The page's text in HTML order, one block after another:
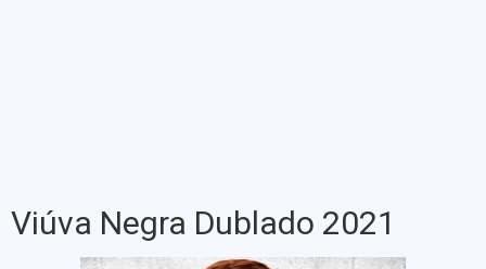
Viúva Negra Dublado 2021